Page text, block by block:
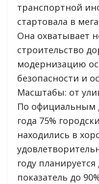
транспортной
стартовала в
Она охватывает
строительство
модернизацию
безопасности и
Масштабы: от
По официальным
года 75%
находились в
году
показатель до